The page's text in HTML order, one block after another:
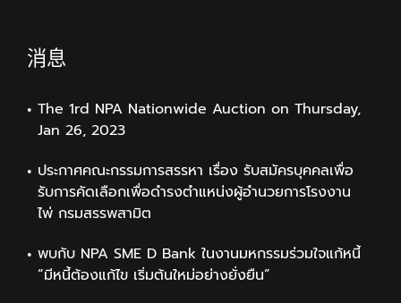
消息
The 1rd NPA Nationwide Auction on Thursday,
Jan 26, 2023
ประกาศคณะกรรมการสรรหา เรื่อง รับสมัครบุคคลเพื่อ
รับการคัดเลือกเพื่อดำรงตำแหน่งผู้อำนวยการโรงงาน
ไพ่ กรมสรรพสามิต
พบกับ NPA SME D Bank ในงานมหกรรมร่วมใจแก้หนี้
“มีหนี้ต้องแก้ไข เริ่มต้นใหม่อย่างยั่งยืน”